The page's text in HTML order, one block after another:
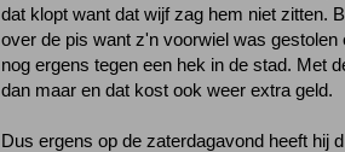
dat klopt want dat wijf zag hem niet zitten.
over de pis want z'n voorwiel was gestolen
nog ergens tegen een hek in de stad. Met
dan maar en dat kost ook weer extra geld.
Dus ergens op de zaterdagavond heeft hij